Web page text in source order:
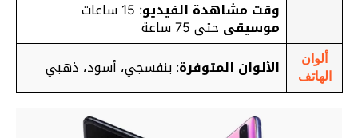
وقت مشاهدة الفيديو: 15 ساعات
موسيقى حتى 75 ساعة
ألوان
الهاتف
الألوان المتوفرة: بنفسجي، أسود، ذهبي